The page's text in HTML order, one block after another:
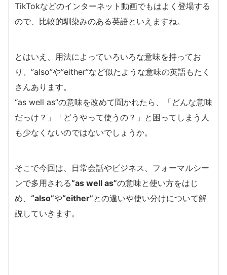
TikTokなどのインターネット動画でもはよく登場する
ので、比較的馴染みのある英語といえますね。
とはいえ、用法によっていろいろな意味を持ってお
り、”also”や”either”など似たような意味の英語もたく
さんあります。
“as well as”の意味を改めて聞かれたら、「どんな意味
だっけ？」「どうやって使うの？」と困ってしまう人
も少なくないのではないでしょうか。
そこで今回は、日常会話やビジネス、フォーマルシー
ンで多用される“as well as”の意味と使い方をはじ
め、 “also”や“either”との違いや使い分けについて解
説していきます。